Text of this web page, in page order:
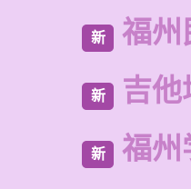
新 福州
新 吉他
新 福州